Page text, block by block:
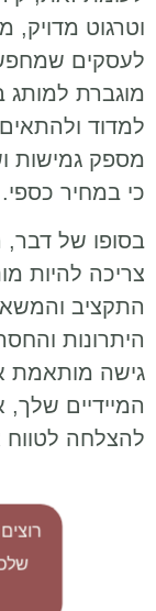
וטרגוט מדויק,
לעסקים
מוגברת למותג
למדוד
מספק גמישות
כי במחיר כספי.
בסופו של דבר,
צריכה להיות
התקציב
היתרונות
גישה מותאמת
המיידיים
להצלחה לטווח